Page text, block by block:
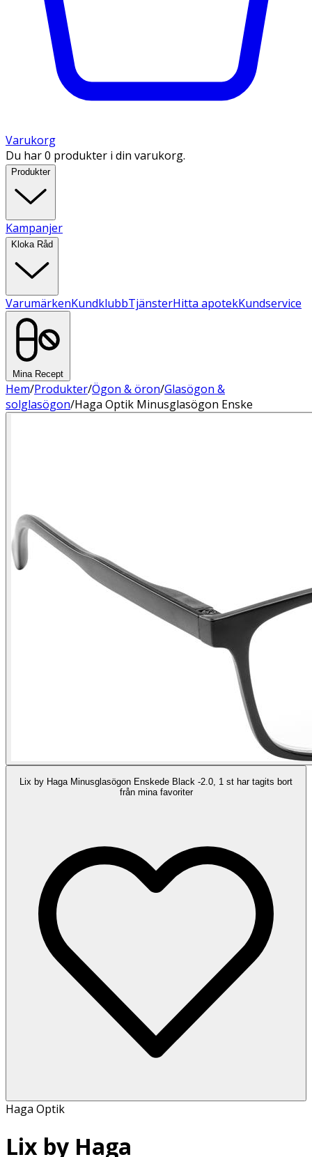
Varukorg
Du har 0 produkter i din varukorg.
Produkter
Kampanjer
Kloka Råd
VarumärkenKundklubbTjänsterHitta apotekKundservice
Mina Recept
Hem/Produkter/Ögon & öron/Glasögon &
solglasögon/Haga Optik Minusglasögon Enske
Lix by Haga Minusglasögon Enskede Black -2.0, 1 st har tagits bort
från mina favoriter
Haga Optik
Lix by Haga